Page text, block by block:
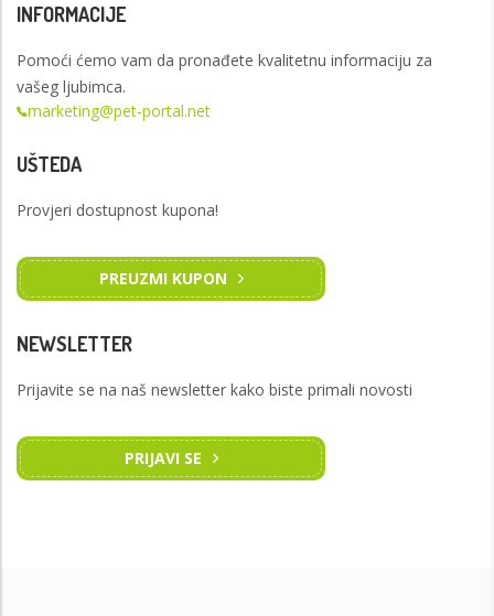
INFORMACIJE
Pomoći ćemo vam da pronađete kvalitetnu informaciju za
vašeg ljubimca.
marketing@pet-portal.net
UŠTEDA
Provjeri dostupnost kupona!
PREUZMI KUPON
NEWSLETTER
Prijavite se na naš newsletter kako biste primali novosti
PRIJAVI SE